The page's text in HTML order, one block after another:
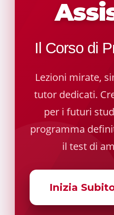
Il Corso di
Lezioni mirate,
tutor dedicati.
per i futuri
programma
il test di
Inizia